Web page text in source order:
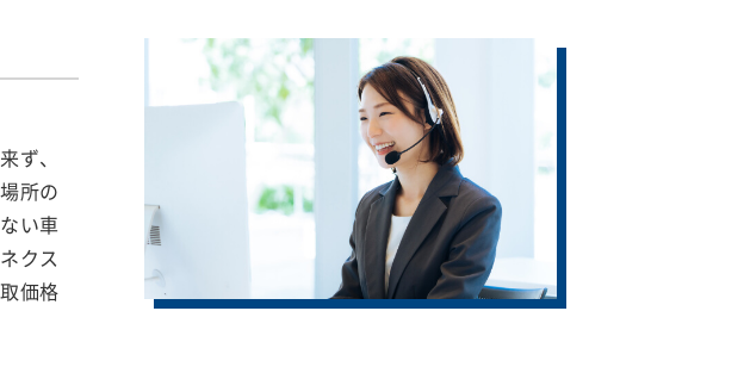
ず、
所の
い車
クス
価格